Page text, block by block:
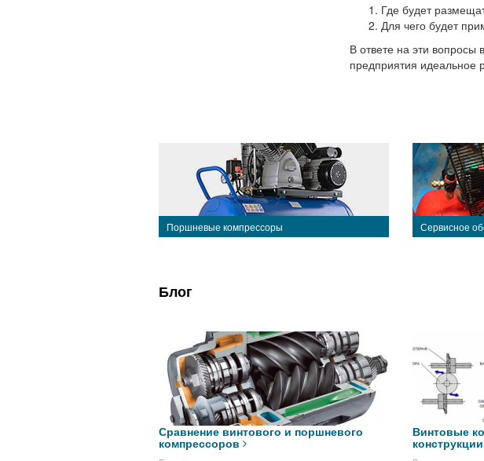
Где будет
Для чего будет
В ответе на эти
предприятия идеальное
Поршневые компрессоры Сервисное
Блог
Сравнение винтового и поршневого
компрессоров
Винтовые